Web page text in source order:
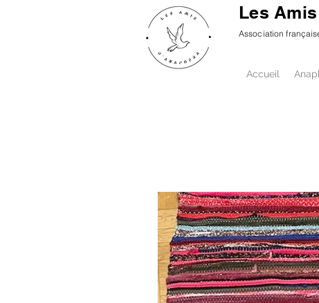
Les
Association
Accueil